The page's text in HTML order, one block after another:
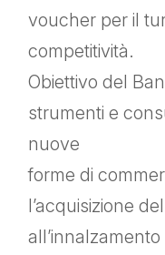
voucher per il
competitività.
Obiettivo del
strumenti e
nuove
forme di
l’acquisizione